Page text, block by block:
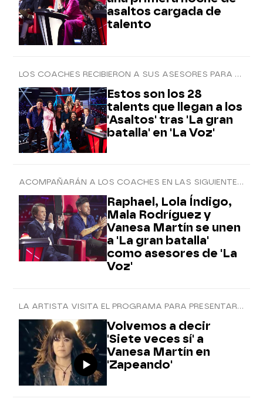
asaltos cargada de
talento
LOS COACHES RECIBIERON A SUS ASESORES PARA LA SEGUNDA FASE
Estos son los 28
talents que llegan a los
'Asaltos' tras 'La gran
batalla' en 'La Voz'
ACOMPAÑARÁN A LOS COACHES EN LAS SIGUIENTES FASES DEL TALENT
Raphael, Lola Índigo,
Mala Rodríguez y
Vanesa Martín se unen
a 'La gran batalla'
como asesores de 'La
Voz'
LA ARTISTA VISITA EL PROGRAMA PARA PRESENTAR LA REEDICIÓN DE SU ÁLBUM
Volvemos a decir
'Siete veces sí' a
Vanesa Martín en
'Zapeando'